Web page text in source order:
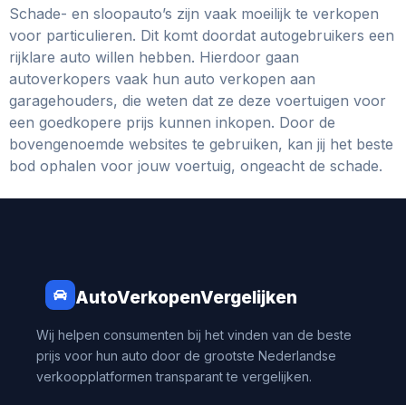
Schade- en sloopauto’s zijn vaak moeilijk te verkopen
voor particulieren. Dit komt doordat autogebruikers een
rijklare auto willen hebben. Hierdoor gaan
autoverkopers vaak hun auto verkopen aan
garagehouders, die weten dat ze deze voertuigen voor
een goedkopere prijs kunnen inkopen. Door de
bovengenoemde websites te gebruiken, kan jij het beste
bod ophalen voor jouw voertuig, ongeacht de schade.
AutoVerkopenVergelijken
Wij helpen consumenten bij het vinden van de beste
prijs voor hun auto door de grootste Nederlandse
verkoopplatformen transparant te vergelijken.